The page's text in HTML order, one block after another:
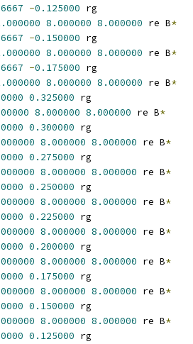
-0.125000 rg
8.000000 8.000000 re B*
-0.150000 rg
8.000000 8.000000 re B*
-0.175000 rg
8.000000 8.000000 re B*
0.325000 rg
8.000000 8.000000 re B*
0.300000 rg
8.000000 8.000000 re B*
0.275000 rg
8.000000 8.000000 re B*
0.250000 rg
8.000000 8.000000 re B*
0.225000 rg
8.000000 8.000000 re B*
0.200000 rg
8.000000 8.000000 re B*
0.175000 rg
8.000000 8.000000 re B*
0.150000 rg
8.000000 8.000000 re B*
0.125000 rg